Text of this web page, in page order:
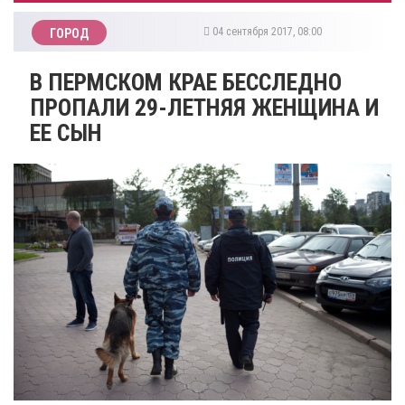
ГОРОД 04 сентября 2017, 08:00
​В ПЕРМСКОМ КРАЕ БЕССЛЕДНО
ПРОПАЛИ 29-ЛЕТНЯЯ ЖЕНЩИНА И
ЕЕ СЫН